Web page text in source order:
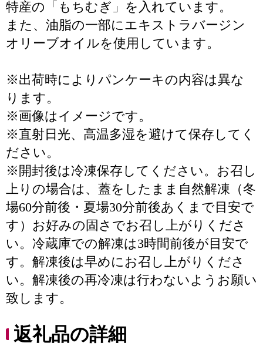
特産の「もちむぎ」を入れています。
また、油脂の一部にエキストラバージン
オリーブオイルを使用しています。
※出荷時によりパンケーキの内容は異な
ります。
※画像はイメージです。
※直射日光、高温多湿を避けて保存してく
ださい。
※開封後は冷凍保存してください。お召し
上りの場合は、蓋をしたまま自然解凍（冬
場60分前後・夏場30分前後あくまで目安で
す）お好みの固さでお召し上がりくださ
い。冷蔵庫での解凍は3時間前後が目安で
す。解凍後は早めにお召し上がりくださ
い。解凍後の再冷凍は行わないようお願い
致します。
返礼品の詳細